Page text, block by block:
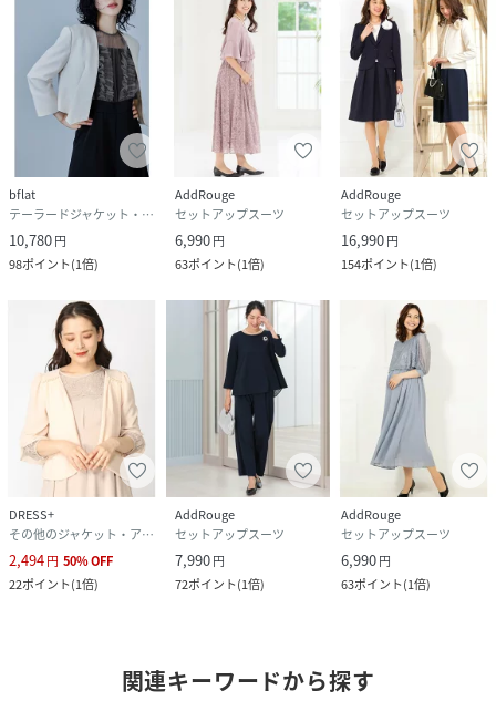
bflat
テーラードジャケット・ブレザー
10,780円
98ポイント(1倍)
AddRouge
セットアップスーツ
6,990円
63ポイント(1倍)
AddRouge
セットアップスーツ
16,990円
154ポイント(1倍)
DRESS+
その他のジャケット・アウター
2,494円 50%OFF
22ポイント(1倍)
AddRouge
セットアップスーツ
7,990円
72ポイント(1倍)
AddRouge
セットアップスーツ
6,990円
63ポイント(1倍)
関連キーワードから探す